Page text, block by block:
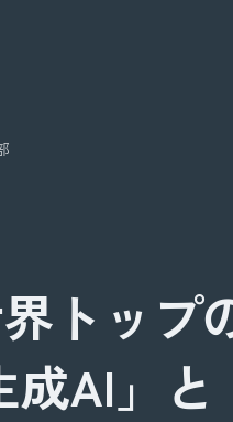
トップ
AI」と